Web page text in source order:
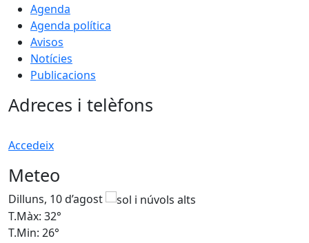
Agenda
Agenda política
Avisos
Notícies
Publicacions
Adreces i telèfons
Accedeix
Meteo
Dilluns, 10 d’agost
T.Màx: 32°
T.Min: 26°